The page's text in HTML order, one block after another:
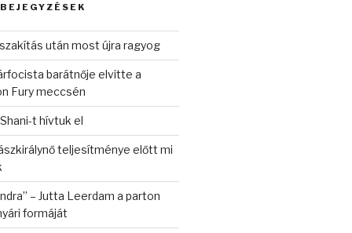
után most újra ragyog
barátnője elvitte a
Fury meccsén
t hívtuk el
teljesítménye előtt mi
– Jutta Leerdam a parton
formáját